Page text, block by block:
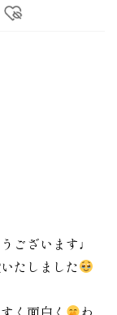
ございます♩
たしました